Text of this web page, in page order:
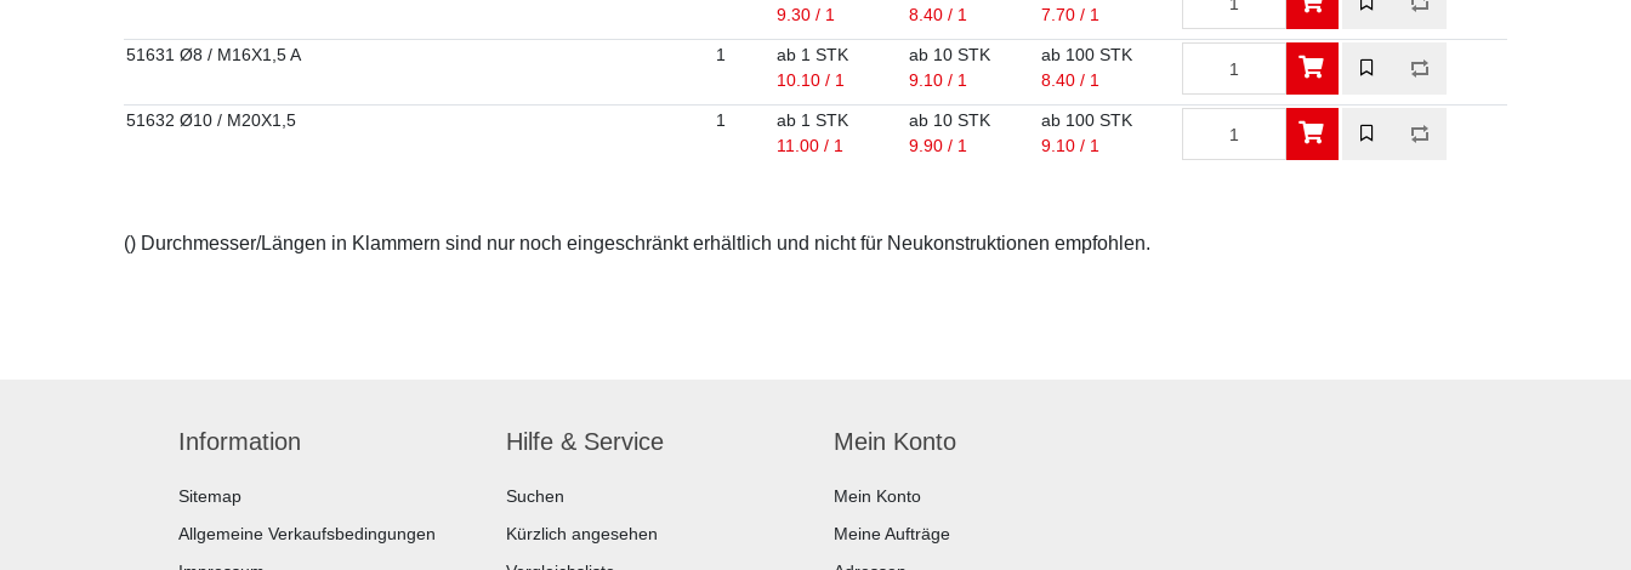
9.30 / 1
8.40 / 1
7.70 / 1
51631 Ø8 / M16X1,5 A 1
ab 1 STK
10.10 / 1
ab 10 STK
9.10 / 1
ab 100 STK
8.40 / 1
51632 Ø10 / M20X1,5 1
ab 1 STK
11.00 / 1
ab 10 STK
9.90 / 1
ab 100 STK
9.10 / 1
() Durchmesser/Längen in Klammern sind nur noch eingeschränkt erhältlich und nicht für Neukonstruktionen empfohlen.
Information
Sitemap
Allgemeine Verkaufsbedingungen
Hilfe & Service
Suchen
Kürzlich angesehen
Mein Konto
Mein Konto
Meine Aufträge